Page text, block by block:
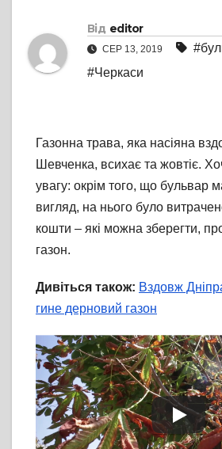
Від editor
СЕР 13, 2019
#Черкаси
Газонна трава, яка насіяна
Шевченка, всихає та жовтіє.
увагу: окрім того, що бульвар
вигляд, на нього було
кошти – які можна зберегти,
газон.
Дивіться також: Вздовж
гине дерновий газон